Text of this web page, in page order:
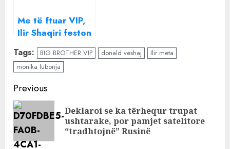
Me të ftuar VIP,
Ilir Shaqiri feston
fitoren e “Big
Brother” në Itali
Tags: BIG BROTHER VIP donald veshaj
Ilir meta
monika lubonja
Continue
Reading
Previous
Deklaroi se ka tërhequr trupat
ushtarake, por pamjet satelitore
“tradhtojnë” Rusinë